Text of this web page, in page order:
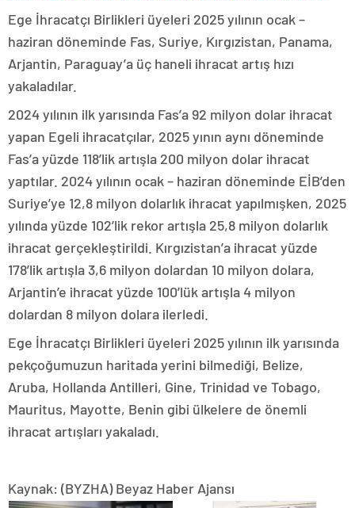
Ege İhracatçı Birlikleri üyeleri 2025 yılının ocak –
haziran döneminde Fas, Suriye, Kırgızistan, Panama,
Arjantin, Paraguay’a üç haneli ihracat artış hızı
yakaladılar.
2024 yılının ilk yarısında Fas’a 92 milyon dolar ihracat
yapan Egeli ihracatçılar, 2025 yının aynı döneminde
Fas’a yüzde 118’lik artışla 200 milyon dolar ihracat
yaptılar. 2024 yılının ocak – haziran döneminde EİB’den
Suriye’ye 12,8 milyon dolarlık ihracat yapılmışken, 2025
yılında yüzde 102’lik rekor artışla 25,8 milyon dolarlık
ihracat gerçekleştirildi. Kırgızistan’a ihracat yüzde
178’lik artışla 3,6 milyon dolardan 10 milyon dolara,
Arjantin’e ihracat yüzde 100’lük artışla 4 milyon
dolardan 8 milyon dolara ilerledi.
Ege İhracatçı Birlikleri üyeleri 2025 yılının ilk yarısında
pekçoğumuzun haritada yerini bilmediği, Belize,
Aruba, Hollanda Antilleri, Gine, Trinidad ve Tobago,
Mauritus, Mayotte, Benin gibi ülkelere de önemli
ihracat artışları yakaladı.
Kaynak: (BYZHA) Beyaz Haber Ajansı